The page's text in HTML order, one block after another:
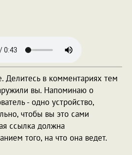
Делитесь в комментариях тем
вы. Напоминаю о
- одно устройство,
чтобы вы это сами
ссылка должна
того, на что она ведет.